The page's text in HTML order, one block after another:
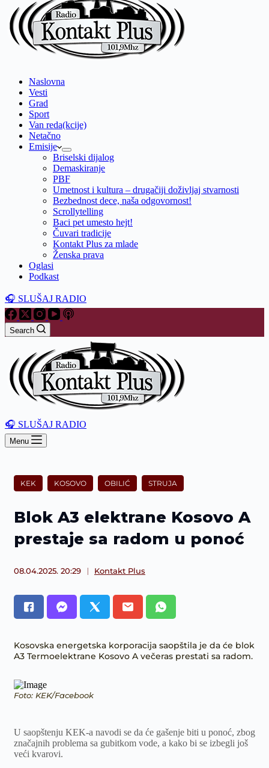
Naslovna
Vesti
Grad
Sport
Van reda(kcije)
Netačno
Emisije
Briselski dijalog
Demaskiranje
PBF
Umetnost i kultura – drugačiji doživljaj stvarnosti
Bezbednost dece, naša odgovornost!
Scrollytelling
Baci pet umesto hejt!
Čuvari tradicije
Kontakt Plus za mlade
Ženska prava
Oglasi
Podkast
🎧 SLUŠAJ RADIO
Search
🎧 SLUŠAJ RADIO
Menu
KEK KOSOVO OBILIĆ STRUJA
Blok A3 elektrane Kosovo A
prestaje sa radom u ponoć
08.04.2025. 20:29 Kontakt Plus
Kosovska energetska korporacija saopštila je da će blok
A3 Termoelektrane Kosovo A večeras prestati sa radom.
Foto: KEK/Facebook
U saopštenju KEK-a navodi se da će gašenje biti u ponoć, zbog
značajnih problema sa gubitkom vode, a kako bi se izbegli još
veći kvarovi.